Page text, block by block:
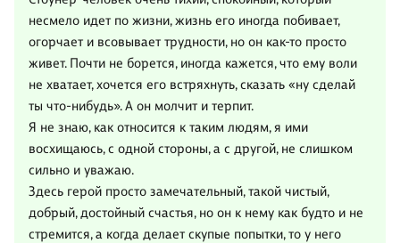
несмело идет по жизни, жизнь его иногда побивает,
огорчает и всовывает трудности, но он как-то просто
живет. Почти не борется, иногда кажется, что ему воли
не хватает, хочется его встряхнуть, сказать «ну сделай
ты что-нибудь». А он молчит и терпит.
Я не знаю, как относится к таким людям, я ими
восхищаюсь, с одной стороны, а с другой, не слишком
сильно и уважаю.
Здесь герой просто замечательный, такой чистый,
добрый, достойный счастья, но он к нему как будто и не
стремится, а когда делает скупые попытки, то у него